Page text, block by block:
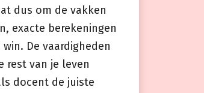
dus om de vakken
exacte berekeningen
De vaardigheden
rest van je leven
docent de juiste